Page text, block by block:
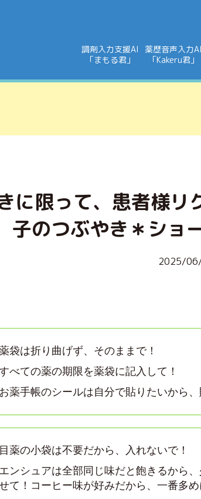
調剤入力支援AI
「まもる君」
薬歴音声入力AI
「Kakeru君」
に限って、患者様
子のつぶやき＊ショ
2025/
薬袋は折り曲げず、そのままで！
すべての薬の期限を薬袋に記入して！
お薬手帳のシールは自分で貼りたいから、
目薬の小袋は不要だから、入れないで！
エンシュアは全部同じ味だと飽きるから
て！コーヒー味が好みだから、一番多め